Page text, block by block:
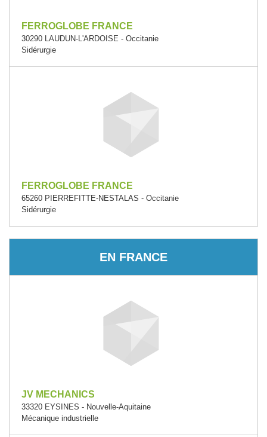
FERROGLOBE FRANCE
30290 LAUDUN-L'ARDOISE - Occitanie
Sidérurgie
FERROGLOBE FRANCE
65260 PIERREFITTE-NESTALAS - Occitanie
Sidérurgie
EN FRANCE
JV MECHANICS
33320 EYSINES - Nouvelle-Aquitaine
Mécanique industrielle